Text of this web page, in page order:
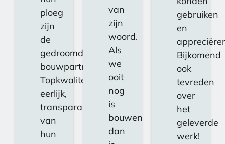
gebruiken
en
Bijkomend
ook
tevreden
over
het
geleverde
werk!
ploeg
zijn
de
gedroomde
bouwpartner.
Topkwaliteit,
eerlijk,
transparant,
van
hun
van
zijn
woord.
Als
we
ooit
nog
is
bouwen
dan